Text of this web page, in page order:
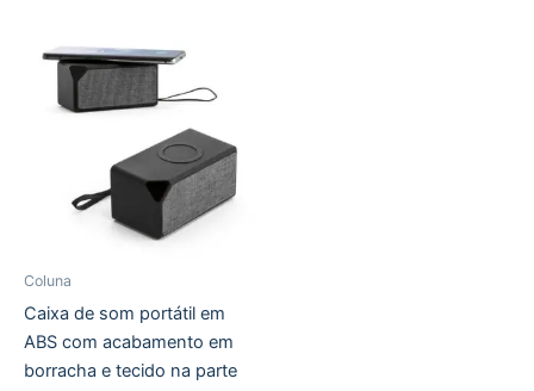
Coluna
Caixa de som portátil em
ABS com acabamento em
borracha e tecido na parte